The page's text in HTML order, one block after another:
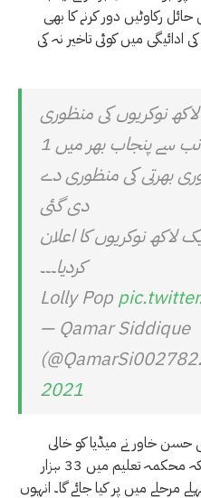
رکاوٹیں دور کرنے کا بھی
ادائیگی میں کوئی تاخیر نہ کی
وزیراعلی پنجاب کی جانب سے پنجاب بھر میں 1
بھرتی کی منظوری دے
دی گئی
لاکھ نوکریوں کا اعلان
کردیا۔۔۔
Lolly Pop
— Qamar Siddique
2021
خاور نے میڈیا کو خالی
آسامیوں کی تفصیلات بتاتے ہوئے بتایا کہ محکمہ تعلیم میں 33 ہزار
سے 16 ہزار کو پہلے مرحلے میں پر کیا جائے گا۔ انہوں